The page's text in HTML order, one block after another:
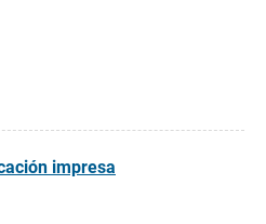
impresa